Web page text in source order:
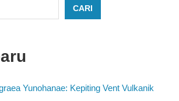
CARI
Yunohanae: Kepiting Vent Vulkanik